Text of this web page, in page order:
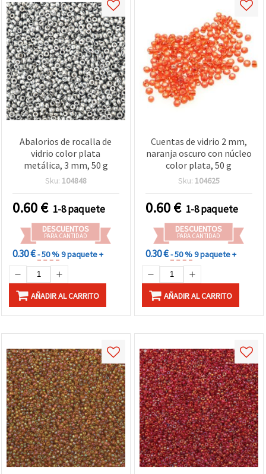
Abalorios de rocalla de
vidrio color plata
metálica, 3 mm, 50 g
Sku: 104848
0.60€ 1-8 paquete
DESCUENTOS
PARA CANTIDAD
0.30 €- 50 %9 paquete +
AÑADIR AL CARRITO
Cuentas de vidrio 2 mm,
naranja oscuro con núcleo
color plata, 50 g
Sku: 104625
0.60€ 1-8 paquete
DESCUENTOS
PARA CANTIDAD
0.30 €- 50 %9 paquete +
AÑADIR AL CARRITO